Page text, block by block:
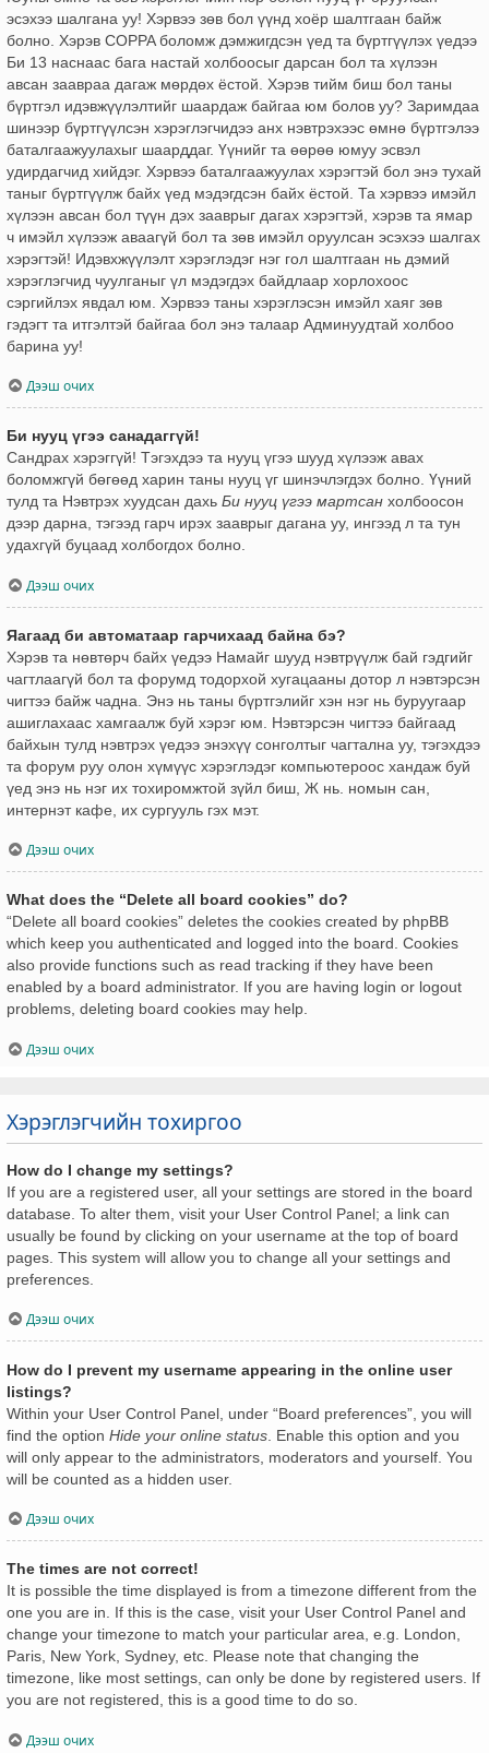
эсэхээ шалгана уу! Хэрвээ зөв бол үүнд хоёр шалтгаан байж
болно. Хэрэв COPPA боломж дэмжигдсэн үед та бүртгүүлэх үедээ
Би 13 наснаас бага настай холбоосыг дарсан бол та хүлээн
авсан заавраа дагаж мөрдөх ёстой. Хэрэв тийм биш бол таны
бүртгэл идэвжүүлэлтийг шаардаж байгаа юм болов уу? Заримдаа
шинээр бүртгүүлсэн хэрэглэгчидээ анх нэвтрэхээс өмнө бүртгэлээ
баталгаажуулахыг шаарддаг. Үүнийг та өөрөө юмуу эсвэл
удирдагчид хийдэг. Хэрвээ баталгаажуулах хэрэгтэй бол энэ тухай
таныг бүртгүүлж байх үед мэдэгдсэн байх ёстой. Та хэрвээ имэйл
хүлээн авсан бол түүн дэх зааврыг дагах хэрэгтэй, хэрэв та ямар
ч имэйл хүлээж аваагүй бол та зөв имэйл оруулсан эсэхээ шалгах
хэрэгтэй! Идэвхжүүлэлт хэрэглэдэг нэг гол шалтгаан нь дэмий
хэрэглэгчид чуулганыг үл мэдэгдэх байдлаар хорлохоос
сэргийлэх явдал юм. Хэрвээ таны хэрэглэсэн имэйл хаяг зөв
гэдэгт та итгэлтэй байгаа бол энэ талаар Админуудтай холбоо
барина уу!
Дээш очих
Би нууц үгээ санадаггүй!
Сандрах хэрэггүй! Тэгэхдээ та нууц үгээ шууд хүлээж авах
боломжгүй бөгөөд харин таны нууц үг шинэчлэгдэх болно. Үүний
тулд та Нэвтрэх хуудсан дахь Би нууц үгээ мартсан холбоосон
дээр дарна, тэгээд гарч ирэх зааврыг дагана уу, ингээд л та тун
удахгүй буцаад холбогдох болно.
Дээш очих
Яагаад би автоматаар гарчихаад байна бэ?
Хэрэв та нөвтөрч байх үедээ Намайг шууд нэвтрүүлж бай гэдгийг
чагтлаагүй бол та форумд тодорхой хугацааны дотор л нэвтэрсэн
чигтээ байж чадна. Энэ нь таны бүртгэлийг хэн нэг нь буруугаар
ашиглахаас хамгаалж буй хэрэг юм. Нэвтэрсэн чигтээ байгаад
байхын тулд нэвтрэх үедээ энэхүү сонголтыг чагтална уу, тэгэхдээ
та форум руу олон хүмүүс хэрэглэдэг компьютероос хандаж буй
үед энэ нь нэг их тохиромжтой зүйл биш, Ж нь. номын сан,
интернэт кафе, их сургууль гэх мэт.
Дээш очих
What does the “Delete all board cookies” do?
“Delete all board cookies” deletes the cookies created by phpBB
which keep you authenticated and logged into the board. Cookies
also provide functions such as read tracking if they have been
enabled by a board administrator. If you are having login or logout
problems, deleting board cookies may help.
Дээш очих
Хэрэглэгчийн тохиргоо
How do I change my settings?
If you are a registered user, all your settings are stored in the board
database. To alter them, visit your User Control Panel; a link can
usually be found by clicking on your username at the top of board
pages. This system will allow you to change all your settings and
preferences.
Дээш очих
How do I prevent my username appearing in the online user
listings?
Within your User Control Panel, under “Board preferences”, you will
find the option Hide your online status . Enable this option and you
will only appear to the administrators, moderators and yourself. You
will be counted as a hidden user.
Дээш очих
The times are not correct!
It is possible the time displayed is from a timezone different from the
one you are in. If this is the case, visit your User Control Panel and
change your timezone to match your particular area, e.g. London,
Paris, New York, Sydney, etc. Please note that changing the
timezone, like most settings, can only be done by registered users. If
you are not registered, this is a good time to do so.
Дээш очих